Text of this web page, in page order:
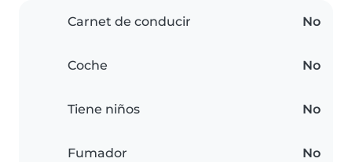
Carnet de conducir No
Coche No
Tiene niños No
Fumador No